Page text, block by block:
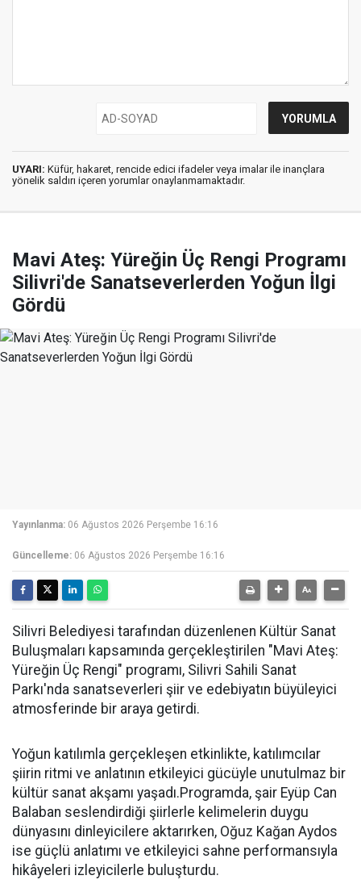
UYARI: Küfür, hakaret, rencide edici ifadeler veya imalar ile inançlara
yönelik saldırı içeren yorumlar onaylanmamaktadır.
Mavi Ateş: Yüreğin Üç Rengi Programı
Silivri'de Sanatseverlerden Yoğun İlgi
Gördü
Yayınlanma: 06 Ağustos 2026 Perşembe 16:16
Güncelleme: 06 Ağustos 2026 Perşembe 16:16
Silivri Belediyesi tarafından düzenlenen Kültür Sanat
Buluşmaları kapsamında gerçekleştirilen "Mavi Ateş:
Yüreğin Üç Rengi" programı, Silivri Sahili Sanat
Parkı'nda sanatseverleri şiir ve edebiyatın büyüleyici
atmosferinde bir araya getirdi.
Yoğun katılımla gerçekleşen etkinlikte, katılımcılar
şiirin ritmi ve anlatının etkileyici gücüyle unutulmaz bir
kültür sanat akşamı yaşadı.Programda, şair Eyüp Can
Balaban seslendirdiği şiirlerle kelimelerin duygu
dünyasını dinleyicilere aktarırken, Oğuz Kağan Aydos
ise güçlü anlatımı ve etkileyici sahne performansıyla
hikâyeleri izleyicilerle buluşturdu.